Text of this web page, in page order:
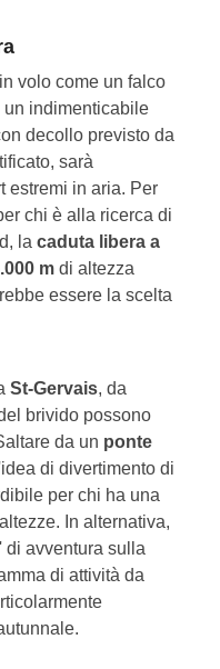
volo come un falco
indimenticabile
decollo previsto da
sarà
estremi in aria. Per
chi è alla ricerca di
lacaduta libera a
m di altezza
essere la scelta
St-Gervais, da
brivido possono
da un ponte
di divertimento di
per chi ha una
In alternativa,
di avventura sulla
di attività da